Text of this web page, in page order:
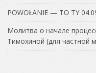
POWOŁANIE — TO TY
Молитва о начале
Тимохиной (для частной